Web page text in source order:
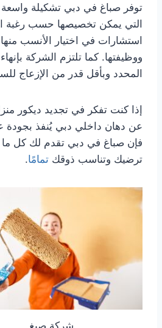
توفر صباغ في دبي تشكيلة واسعة
التي يمكن تخصيصها حسب رغبة
استشارات في اختيار الأنسب
ووظيفتها. كما تلتزم الشركة
المحدد وبأقل قدر من الإزعاج
إذا كنت تفكر في تجديد ديكور
عن دهان داخلي دبي يُنفذ بجودة
فإن صباغ في دبي تقدم لك كل ما
ترضيك وتناسب ذوقك تمامًا.